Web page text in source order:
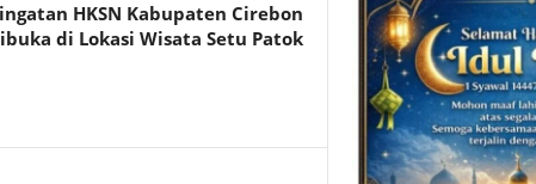
HKSN Kabupaten Cirebon
di Lokasi Wisata Setu Patok